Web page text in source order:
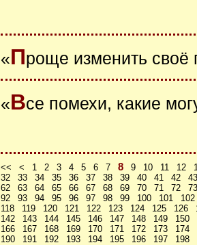
«Проще изменить
«Все помехи, какие
<< < 1 2 3 4 5 6 7 8 9 10 11 12
32
33 34 35 36 37 38 39 40 41 42
43
62
63 64 65 66 67 68 69 70 71 72
73
92
93 94 95 96 97 98 99 100 101
102
118
119 120 121 122 123 124 125 126
142
143 144 145 146 147 148 149
150
166
167 168 169 170 171 172 173
174
190
191 192 193 194 195 196 197 198